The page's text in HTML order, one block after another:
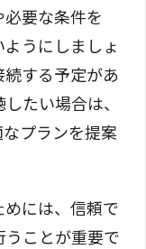
要な条件を
うにしましょ
する予定があ
たい場合は、
プランを提案
には、信頼で
ことが重要で